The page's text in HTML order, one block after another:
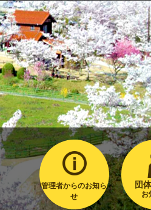
管理者からのお知ら
せ
団
お